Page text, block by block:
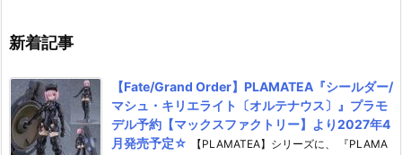
新着記事
【Fate/Grand Order】PLAMATEA『シールダー/
マシュ・キリエライト〔オルテナウス〕』プラモ
デル予約【マックスファクトリー】より2027年4
月発売予定☆
【PLAMATEA】シリーズに、 『PLAMA